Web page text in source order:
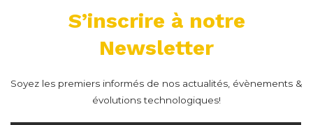
S’inscrire à notre
Newsletter
Soyez les premiers informés de nos actualités, évènements &
évolutions technologiques!